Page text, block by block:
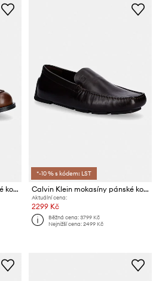
Calvin Klein mokasíny pánské kožené ESS RUBBER LOAFER HW PLAQ VA LTH
*-10 % s kódem: LST
Calvin Klein mokasíny pánské kožené DRIVER PENNY EMBL LTH
Aktuální cena:
2299 Kč
Běžná cena:3799 Kč
Nejnižší cena:2499 Kč